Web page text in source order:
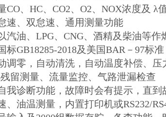
CO、HC、CO2、O2、NOX浓度及 λ
速、双怠速、通用测量功能
汽油、LPG、CNG、酒精及柴油等作
标GB18285-2018及美国BAR－97标
调零，自动清洗，自动温度补偿、压
留测量、流量监控、气路泄漏检查
我诊断功能，故障时会有提示，直
、油温测量，内置打印机或RS232/